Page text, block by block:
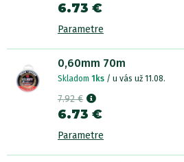
6.73 €
Parametre
0,60mm 70m
Skladom 1ks / u vás už 11.08.
7.92 €
6.73 €
Parametre